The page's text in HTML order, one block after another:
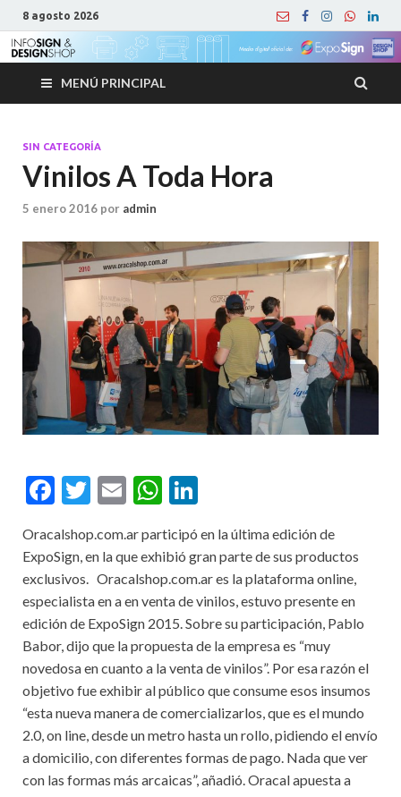
8 agosto 2026
MENÚ PRINCIPAL
SIN CATEGORÍA
Vinilos A Toda Hora
5 enero 2016 por admin
F
e
b
o
o
k
T
itt
er
E
ai
l
W
at
s
A
p
p
ke
dI
n
Oracalshop.com.ar participó en la última edición de
ExpoSign, en la que exhibió gran parte de sus productos
exclusivos. Oracalshop.com.ar es la plataforma online,
especialista en a en venta de vinilos, estuvo presente en
edición de ExpoSign 2015. Sobre su participación, Pablo
Babor, dijo que la propuesta de la empresa es “muy
novedosa en cuanto a la venta de vinilos”. Por esa razón el
objetivo fue exhibir al público que consume esos insumos
“esta nueva manera de comercializarlos, que es el mundo
2.0, on line, desde un metro hasta un rollo, pidiendo el envío
a domicilio, con diferentes formas de pago. Nada que ver
con las formas más arcaicas”, añadió. Oracal apuesta a